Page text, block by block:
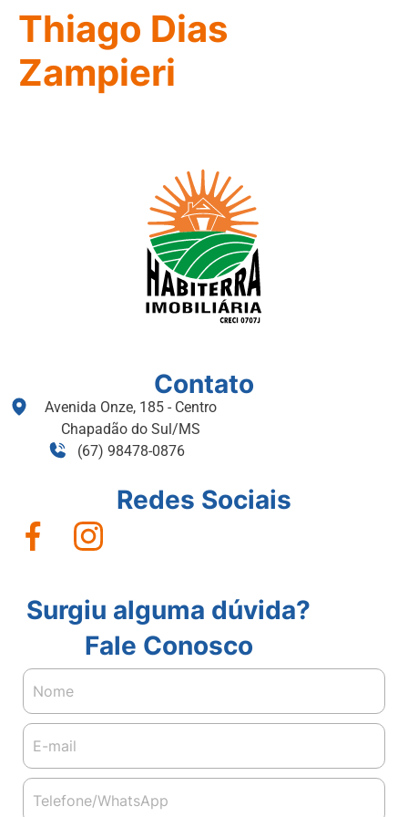
Thiago Dias
Zampieri
Contato
Avenida Onze, 185 - Centro
Chapadão do Sul/MS
(67) 98478-0876
Redes Sociais
Surgiu alguma dúvida?
Fale Conosco